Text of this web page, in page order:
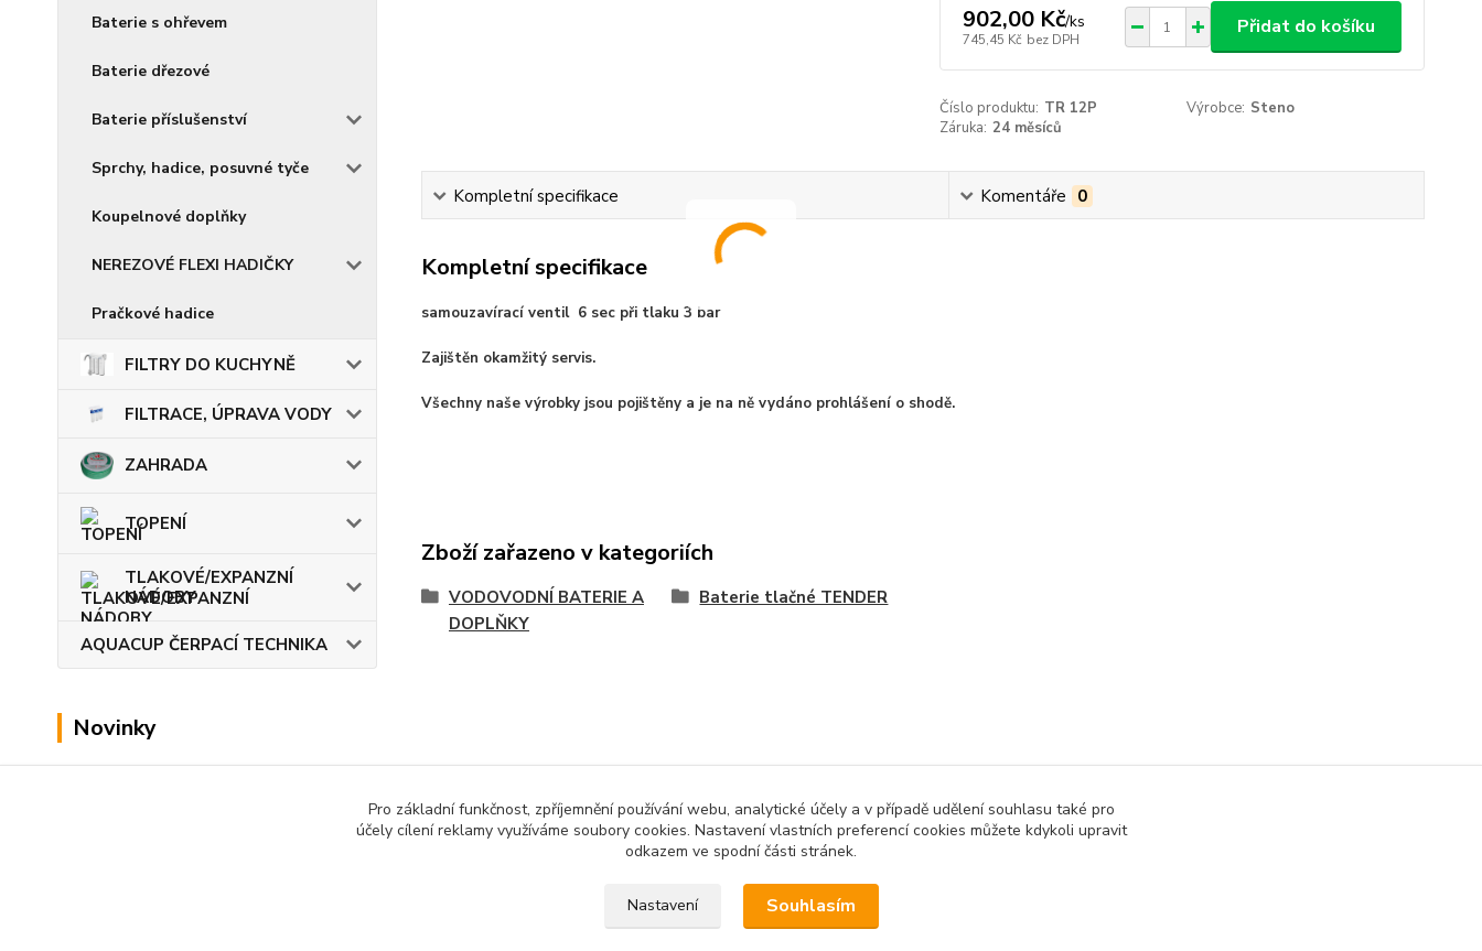
Baterie s ohřevem
Baterie dřezové
Baterie příslušenství
Sprchy, hadice, posuvné tyče
Koupelnové doplňky
NEREZOVÉ FLEXI HADIČKY
Pračkové hadice
FILTRY DO KUCHYNĚ
FILTRACE, ÚPRAVA VODY
ZAHRADA
TOPENÍ
TLAKOVÉ/EXPANZNÍ
NÁDOBY
AQUACUP ČERPACÍ TECHNIKA
Novinky
902,00 Kč/ks
745,45 Kč bez DPH
Přidat do košíku
Číslo produktu: TR 12P Výrobce: Steno
Záruka: 24 měsíců
Kompletní specifikace Komentáře 0
Kompletní specifikace
samouzavírací ventil 6 sec při tlaku 3 bar
Zajištěn okamžitý servis.
Všechny naše výrobky jsou pojištěny a je na ně vydáno prohlášení o shodě.
Zboží zařazeno v kategoriích
VODOVODNÍ BATERIE A
DOPLŇKY
Baterie tlačné TENDER
Pro základní funkčnost, zpříjemnění používání webu, analytické účely a v případě udělení souhlasu také pro
účely cílení reklamy využíváme soubory cookies. Nastavení vlastních preferencí cookies můžete kdykoli upravit
odkazem ve spodní části stránek.
Nastavení Souhlasím